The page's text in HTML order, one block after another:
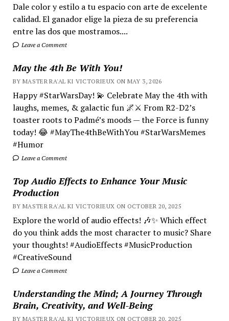
Dale color y estilo a tu espacio con arte de excelente
calidad. El ganador elige la pieza de su preferencia
entre las dos que mostramos....
Leave a Comment
May the 4th Be With You!
BY MASTER RA'AL KI VICTORIEUX ON MAY 3, 2026
Happy #StarWarsDay! 💫 Celebrate May the 4th with
laughs, memes, & galactic fun 🌌⚔️ From R2-D2’s
toaster roots to Padmé’s moods — the Force is funny
today! 😂 #MayThe4thBeWithYou #StarWarsMemes
#Humor
Leave a Comment
Top Audio Effects to Enhance Your Music
Production
BY MASTER RA'AL KI VICTORIEUX ON OCTOBER 20, 2025
Explore the world of audio effects! 🎶✨ Which effect
do you think adds the most character to music? Share
your thoughts! #AudioEffects #MusicProduction
#CreativeSound
Leave a Comment
Understanding the Mind; A Journey Through
Brain, Creativity, and Well-Being
BY MASTER RA'AL KI VICTORIEUX ON OCTOBER 20, 2025